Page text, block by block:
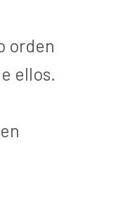
orden
ellos.